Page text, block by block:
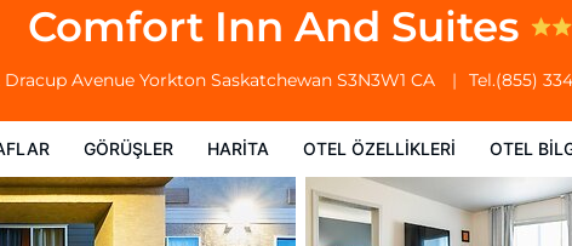
Comfort Inn And Suites
Dracup Avenue Yorkton Saskatchewan S3N3W1 CA Tel.(855)
GÖRÜŞLER HARITA OTEL ÖZELLIKLERI OTEL